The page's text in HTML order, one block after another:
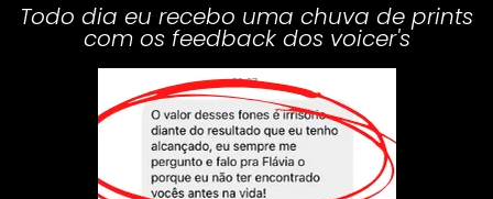
Todo dia eu recebo uma chuva de prints
com os feedback dos voicer's